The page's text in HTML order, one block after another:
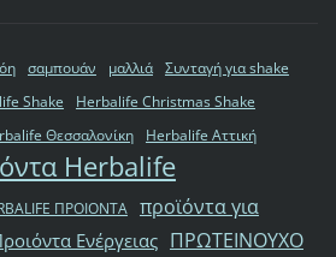
σαμπουάν μαλλιά Συνταγή για shake
Shake
Herbalife Christmas Shake
Θεσσαλονίκη
Herbalife Αττική
Herbalife
ΠΡΟΙΟΝΤΑ προϊόντα για
Ενέργειας ΠΡΩΤΕΙΝΟΥΧΟ